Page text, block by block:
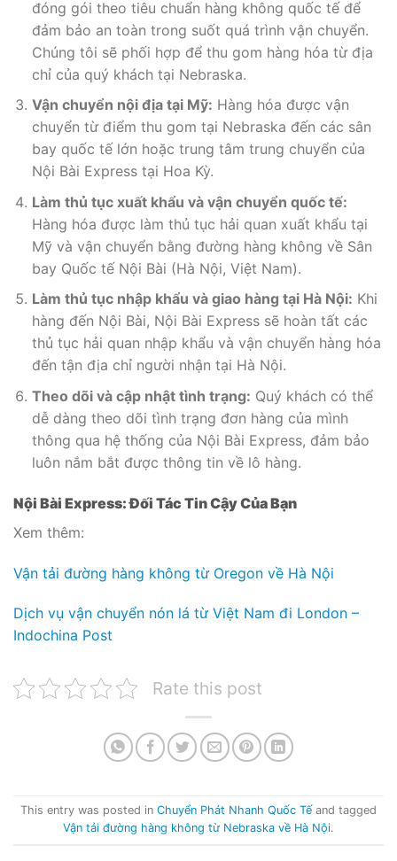
đóng gói theo tiêu chuẩn hàng không quốc tế để
đảm bảo an toàn trong suốt quá trình vận chuyển.
Chúng tôi sẽ phối hợp để thu gom hàng hóa từ địa
chỉ của quý khách tại Nebraska.
Vận chuyển nội địa tại Mỹ: Hàng hóa được vận
chuyển từ điểm thu gom tại Nebraska đến các sân
bay quốc tế lớn hoặc trung tâm trung chuyển của
Nội Bài Express tại Hoa Kỳ.
Làm thủ tục xuất khẩu và vận chuyển quốc tế:
Hàng hóa được làm thủ tục hải quan xuất khẩu tại
Mỹ và vận chuyển bằng đường hàng không về Sân
bay Quốc tế Nội Bài (Hà Nội, Việt Nam).
Làm thủ tục nhập khẩu và giao hàng tại Hà Nội: Khi
hàng đến Nội Bài, Nội Bài Express sẽ hoàn tất các
thủ tục hải quan nhập khẩu và vận chuyển hàng hóa
đến tận địa chỉ người nhận tại Hà Nội.
Theo dõi và cập nhật tình trạng: Quý khách có thể
dễ dàng theo dõi tình trạng đơn hàng của mình
thông qua hệ thống của Nội Bài Express, đảm bảo
luôn nắm bắt được thông tin về lô hàng.
Nội Bài Express: Đối Tác Tin Cậy Của Bạn
Xem thêm:
Vận tải đường hàng không từ Oregon về Hà Nội
Dịch vụ vận chuyển nón lá từ Việt Nam đi London –
Indochina Post
Rate this post
This entry was posted in Chuyển Phát Nhanh Quốc Tế and tagged
Vận tải đường hàng không từ Nebraska về Hà Nội.